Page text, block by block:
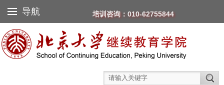
导航 培训咨询：010-62755844